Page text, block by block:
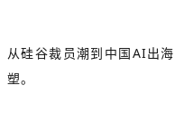
从硅谷裁员潮到中国AI出
塑。